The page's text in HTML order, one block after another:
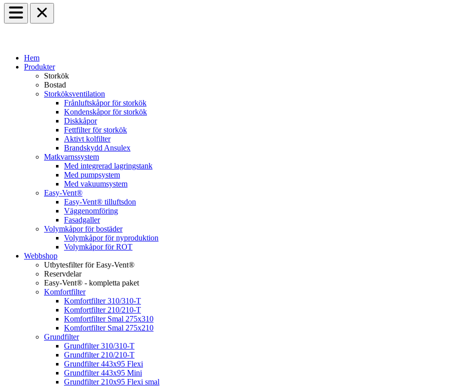
Hem
Produkter
Storkök
Bostad
Storköksventilation
Frånluftskåpor för storkök
Kondenskåpor för storkök
Diskkåpor
Fettfilter för storkök
Aktivt kolfilter
Brandskydd Ansulex
Matkvarnssystem
Med integrerad lagringstank
Med pumpsystem
Med vakuumsystem
Easy-Vent®
Easy-Vent® tilluftsdon
Väggenomföring
Fasadgaller
Volymkåpor för bostäder
Volymkåpor för nyproduktion
Volymkåpor för ROT
Webbshop
Utbytesfilter för Easy-Vent®
Reservdelar
Easy-Vent® - kompletta paket
Komfortfilter
Komfortfilter 310/310-T
Komfortfilter 210/210-T
Komfortfilter Smal 275x310
Komfortfilter Smal 275x210
Grundfilter
Grundfilter 310/310-T
Grundfilter 210/210-T
Grundfilter 443x95 Flexi
Grundfilter 443x95 Mini
Grundfilter 210x95 Flexi smal